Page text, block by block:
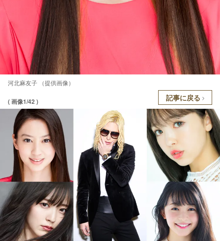
河北麻友子 （提供画像）
( 画像1/42 ) 記事に戻る